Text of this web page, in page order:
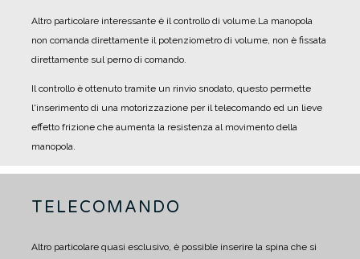
Altro particolare interessante è il controllo di volume.La manopola
non comanda direttamente il potenziometro di volume, non è fissata
direttamente sul perno di comando.
Il controllo è ottenuto tramite un rinvio snodato, questo permette
l'inserimento di una motorizzazione per il telecomando ed un lieve
effetto frizione che aumenta la resistenza al movimento della
manopola.
TELECOMANDO
Altro particolare quasi esclusivo, è possible inserire la spina che si